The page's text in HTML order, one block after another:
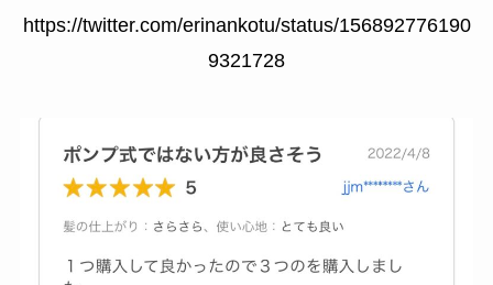
https://twitter.com/erinankotu/status/156892776190
9321728